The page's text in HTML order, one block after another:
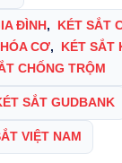
ĐÌNH , KÉT SẮT
CƠ,
KÉT SẮT
CHỐNG TRỘM
SẮT GUDBANK
VIỆT NAM